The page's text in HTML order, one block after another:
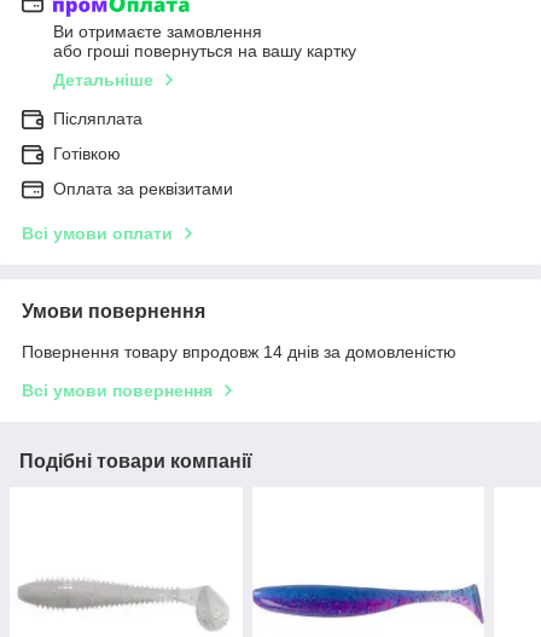
Ви отримаєте замовлення
або гроші повернуться на вашу картку
Детальніше
Післяплата
Готівкою
Оплата за реквізитами
Всі умови оплати
Умови повернення
Повернення товару впродовж 14 днів за домовленістю
Всі умови повернення
Подібні товари компанії